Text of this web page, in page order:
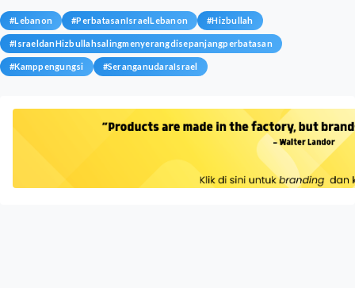
#Lebanon #PerbatasanIsraelLebanon #Hizbullah
#IsraeldanHizbullahsalingmenyerangdisepanjangperbatasan
#Kamppengungsi #SeranganudaraIsrael